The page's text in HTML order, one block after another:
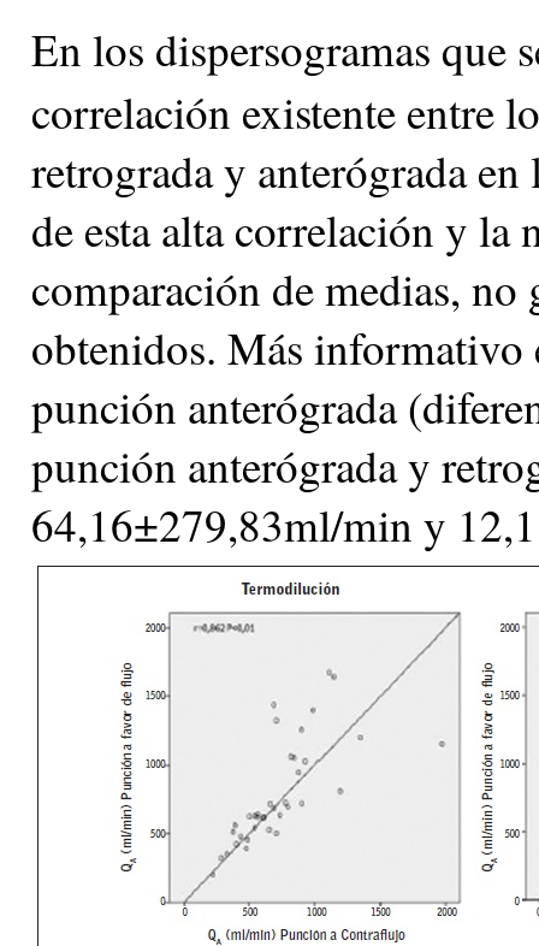
En los dispersogramas que
correlación existente entre
retrograda y anterógrada
de esta alta correlación y la
comparación de medias, no
obtenidos. Más informativo
punción anterógrada
punción anterógrada y
64,16±279,83ml/min y